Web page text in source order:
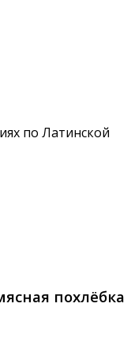
по Латинской
похлёбка